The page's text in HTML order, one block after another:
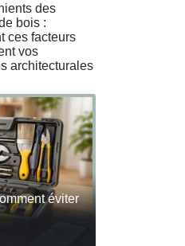
des
bois :
ces facteurs
vos
architecturales
éviter